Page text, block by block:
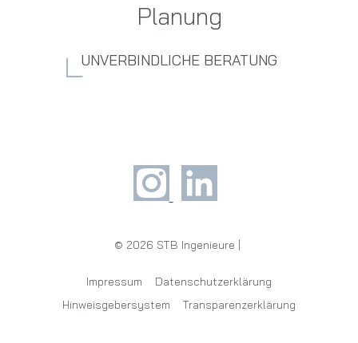
Planung
UNVERBINDLICHE BERATUNG
© 2026 STB Ingenieure |
Impressum
Datenschutzerklärung
Hinweisgebersystem
Transparenzerklärung